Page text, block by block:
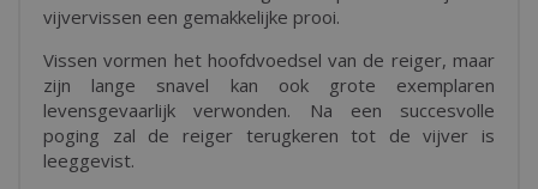
vijvervissen een gemakkelijke prooi.
Vissen vormen het hoofdvoedsel van de reiger, maar
zijn lange snavel kan ook grote exemplaren
levensgevaarlijk verwonden. Na een succesvolle
poging zal de reiger terugkeren tot de vijver is
leeggevist.